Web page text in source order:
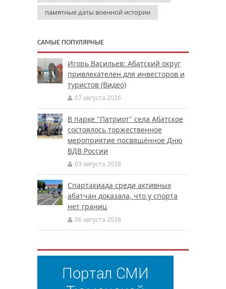
памятные даты военной истории
САМЫЕ ПОПУЛЯРНЫЕ
Игорь Васильев: Абатский округ
привлекателен для инвесторов и
туристов (Видео)
07 августа 2026
В парке "Патриот" села Абатское
состоялось торжественное
мероприятие посвящённое Дню
ВДВ России
03 августа 2026
Спартакиада среди активных
абатчан доказала, что у спорта
нет границ
06 августа 2026